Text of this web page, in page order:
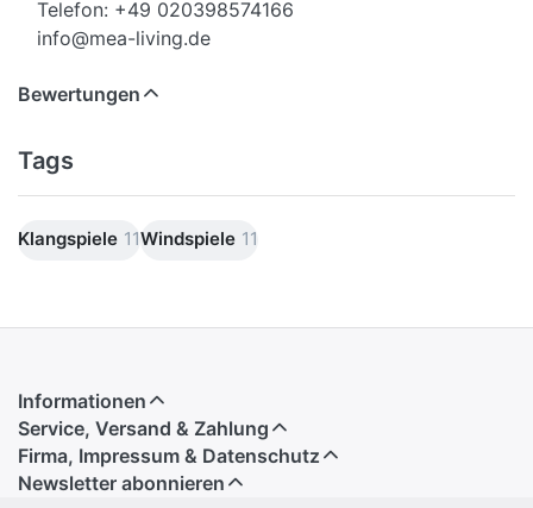
Telefon: +49 020398574166
info@mea-living.de
Bewertungen
Tags
Klangspiele 11Windspiele 11
Informationen
Service, Versand & Zahlung
Firma, Impressum & Datenschutz
Newsletter abonnieren